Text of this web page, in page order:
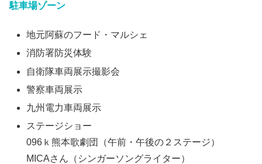
駐車場ゾーン
地元阿蘇のフード・マルシェ
消防署防災体験
自衛隊車両展示撮影会
警察車両展示
九州電力車両展示
ステージショー
096ｋ熊本歌劇団（午前・午後の２ステージ）
MICAさん（シンガーソングライター）